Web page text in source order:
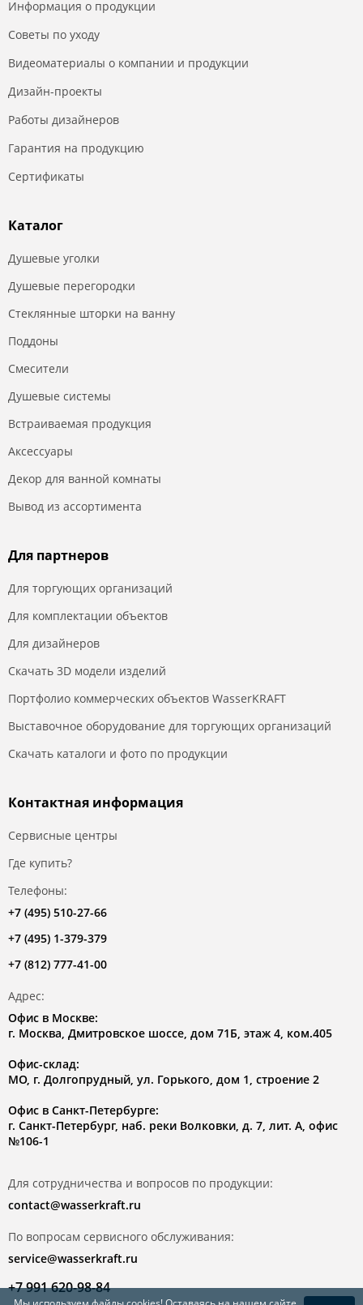
Информация о продукции
Советы по уходу
Видеоматериалы о компании и продукции
Дизайн-проекты
Работы дизайнеров
Гарантия на продукцию
Сертификаты
Каталог
Душевые уголки
Душевые перегородки
Стеклянные шторки на ванну
Поддоны
Смесители
Душевые системы
Встраиваемая продукция
Аксессуары
Декор для ванной комнаты
Вывод из ассортимента
Для партнеров
Для торгующих организаций
Для комплектации объектов
Для дизайнеров
Скачать 3D модели изделий
Портфолио коммерческих объектов WasserKRAFT
Выставочное оборудование для торгующих организаций
Скачать каталоги и фото по продукции
Контактная информация
Сервисные центры
Где купить?
Телефоны:
+7 (495) 510-27-66
+7 (495) 1-379-379
+7 (812) 777-41-00
Адрес:
Офис в Москве:
г. Москва, Дмитровское шоссе, дом 71Б, этаж 4, ком.405
Офис-склад:
МО, г. Долгопрудный, ул. Горького, дом 1, строение 2
Офис в Санкт-Петербурге:
г. Санкт-Петербург, наб. реки Волковки, д. 7, лит. А, офис
№106-1
Для сотрудничества и вопросов по продукции:
contact@wasserkraft.ru
По вопросам сервисного обслуживания:
service@wasserkraft.ru
+7 991 620-98-84